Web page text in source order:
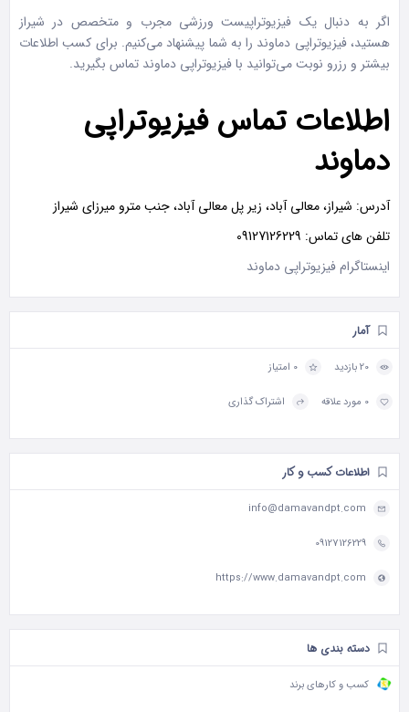
اگر به دنبال یک فیزیوتراپیست ورزشی مجرب و متخصص در شیراز
هستید، فیزیوتراپی دماوند را به شما پیشنهاد می‌کنیم. برای کسب اطلاعات
بیشتر و رزرو نوبت می‌توانید با فیزیوتراپی دماوند تماس بگیرید.
اطلاعات تماس فیزیوتراپی
دماوند
آدرس: شیراز، معالی آباد، زیر پل معالی آباد، جنب مترو میرزای شیراز
تلفن های تماس: 09127126229
اینستاگرام فیزیوتراپی دماوند
آمار
20 بازدید 0 امتیاز
0 مورد علاقه اشتراک گذاری
اطلاعات کسب و کار
info@damavandpt.com
09127126229
https://www.damavandpt.com
دسته بندی ها
کسب و کارهای برند